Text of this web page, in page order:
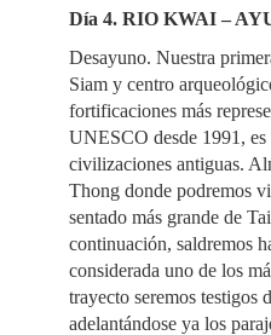
Día 4. RIO KWAI –
Desayuno. Nuestra
Siam y centro
fortificaciones más
UNESCO desde 1991,
civilizaciones antiguas.
Thong donde podremos
sentado más grande de
continuación, saldremos
considerada uno de los
trayecto seremos testigos
adelantándose ya los